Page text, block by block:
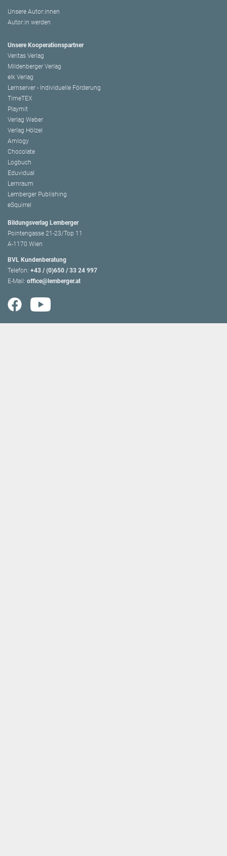
Unsere Autor:innen
Autor:in werden
Unsere Kooperationspartner
Veritas Verlag
Mildenberger Verlag
elk Verlag
Lernserver - Individuelle Förderung
TimeTEX
Playmit
Verlag Weber
Verlag Hölzel
Amlogy
Chocolate
Logbuch
Eduvidual
Lernraum
Lemberger Publishing
eSquirrel
Bildungsverlag Lemberger
Pointengasse 21-23/Top 11
A-1170 Wien
BVL Kundenberatung
Telefon: +43 / (0)650 / 33 24 997
E-Mail: office@lemberger.at